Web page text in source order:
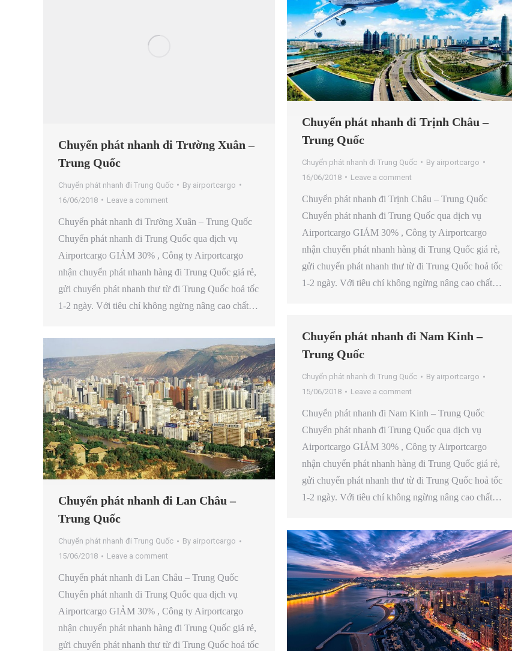
Chuyển phát nhanh đi Trường Xuân –
Trung Quốc
Chuyển phát nhanh đi Trung Quốc By airportcargo
16/06/2018
Leave a comment
Chuyển phát nhanh đi Trường Xuân – Trung Quốc
Chuyển phát nhanh đi Trung Quốc qua dịch vụ
Airportcargo GIẢM 30% , Công ty Airportcargo
nhận chuyển phát nhanh hàng đi Trung Quốc giá rẻ,
gửi chuyển phát nhanh thư từ đi Trung Quốc hoả tốc
1-2 ngày. Với tiêu chí không ngừng nâng cao chất…
Chuyển phát nhanh đi Trịnh Châu –
Trung Quốc
Chuyển phát nhanh đi Trung Quốc By airportcargo
16/06/2018
Leave a comment
Chuyển phát nhanh đi Trịnh Châu – Trung Quốc
Chuyển phát nhanh đi Trung Quốc qua dịch vụ
Airportcargo GIẢM 30% , Công ty Airportcargo
nhận chuyển phát nhanh hàng đi Trung Quốc giá rẻ,
gửi chuyển phát nhanh thư từ đi Trung Quốc hoả tốc
1-2 ngày. Với tiêu chí không ngừng nâng cao chất…
Chuyển phát nhanh đi Nam Kinh –
Trung Quốc
Chuyển phát nhanh đi Trung Quốc By airportcargo
15/06/2018
Leave a comment
Chuyển phát nhanh đi Nam Kinh – Trung Quốc
Chuyển phát nhanh đi Trung Quốc qua dịch vụ
Airportcargo GIẢM 30% , Công ty Airportcargo
nhận chuyển phát nhanh hàng đi Trung Quốc giá rẻ,
gửi chuyển phát nhanh thư từ đi Trung Quốc hoả tốc
1-2 ngày. Với tiêu chí không ngừng nâng cao chất…
Chuyển phát nhanh đi Lan Châu –
Trung Quốc
Chuyển phát nhanh đi Trung Quốc By airportcargo
15/06/2018
Leave a comment
Chuyển phát nhanh đi Lan Châu – Trung Quốc
Chuyển phát nhanh đi Trung Quốc qua dịch vụ
Airportcargo GIẢM 30% , Công ty Airportcargo
nhận chuyển phát nhanh hàng đi Trung Quốc giá rẻ,
gửi chuyển phát nhanh thư từ đi Trung Quốc hoả tốc